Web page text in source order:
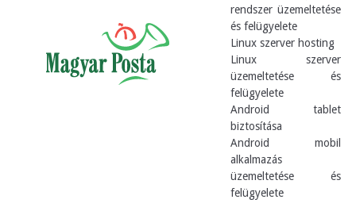
rendszer üzemeltetése
és felügyelete
Linux szerver hosting
Linux szerver
üzemeltetése és
felügyelete
Android tablet
biztosítása
Android mobil
alkalmazás
üzemeltetése és
felügyelete